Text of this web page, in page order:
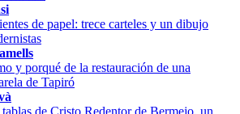
de papel: trece carteles y un dibujo
y porqué de la restauración de una
de Tapiró
de Cristo Redentor de Bermejo, un